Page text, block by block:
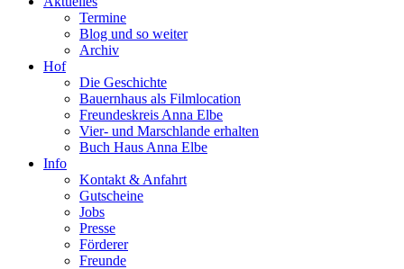
Termine
Blog und so weiter
Archiv
Hof
Die Geschichte
Bauernhaus als Filmlocation
Freundeskreis Anna Elbe
Vier- und Marschlande erhalten
Buch Haus Anna Elbe
Info
Kontakt & Anfahrt
Gutscheine
Jobs
Presse
Förderer
Freunde